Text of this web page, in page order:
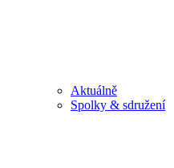
Aktuálně
Spolky & sdružení